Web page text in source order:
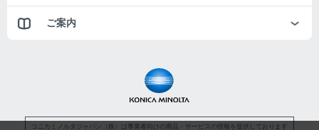
ご案内
コニカミノルタジャパン（株）は事業者向けの商品・サービスの情報を提供しております